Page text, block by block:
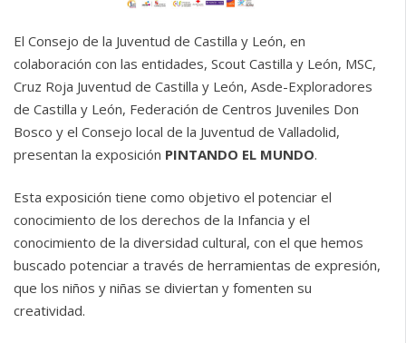
El Consejo de la Juventud de Castilla y León, en
colaboración con las entidades, Scout Castilla y León, MSC,
Cruz Roja Juventud de Castilla y León, Asde-Exploradores
de Castilla y León, Federación de Centros Juveniles Don
Bosco y el Consejo local de la Juventud de Valladolid,
presentan la exposición PINTANDO EL MUNDO.
Esta exposición tiene como objetivo el potenciar el
conocimiento de los derechos de la Infancia y el
conocimiento de la diversidad cultural, con el que hemos
buscado potenciar a través de herramientas de expresión,
que los niños y niñas se diviertan y fomenten su
creatividad.